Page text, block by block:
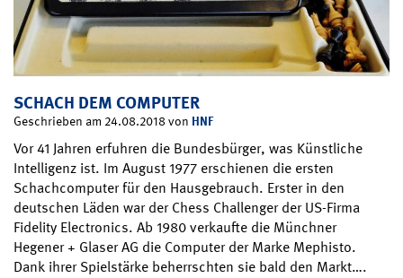
SCHACH DEM COMPUTER
Geschrieben am 24.08.2018 von HNF
Vor 41 Jahren erfuhren die Bundesbürger, was Künstliche
Intelligenz ist. Im August 1977 erschienen die ersten
Schachcomputer für den Hausgebrauch. Erster in den
deutschen Läden war der Chess Challenger der US-Firma
Fidelity Electronics. Ab 1980 verkaufte die Münchner
Hegener + Glaser AG die Computer der Marke Mephisto.
Dank ihrer Spielstärke beherrschten sie bald den Markt….